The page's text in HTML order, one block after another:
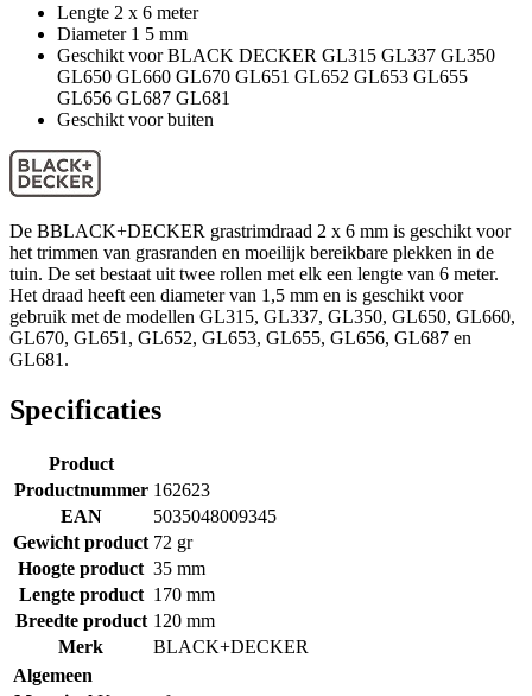
Lengte 2 x 6 meter
Diameter 1 5 mm
Geschikt voor BLACK DECKER GL315 GL337 GL350
GL650 GL660 GL670 GL651 GL652 GL653 GL655
GL656 GL687 GL681
Geschikt voor buiten
De BBLACK+DECKER grastrimdraad 2 x 6 mm is geschikt voor
het trimmen van grasranden en moeilijk bereikbare plekken in de
tuin. De set bestaat uit twee rollen met elk een lengte van 6 meter.
Het draad heeft een diameter van 1,5 mm en is geschikt voor
gebruik met de modellen GL315, GL337, GL350, GL650, GL660,
GL670, GL651, GL652, GL653, GL655, GL656, GL687 en
GL681.
Specificaties
Product
Productnummer 162623
EAN
5035048009345
Gewicht product 72 gr
Hoogte product 35 mm
Lengte product 170 mm
Breedte product 120 mm
Merk
BLACK+DECKER
Algemeen